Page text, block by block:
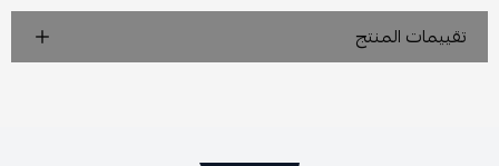
تقييمات المنتج